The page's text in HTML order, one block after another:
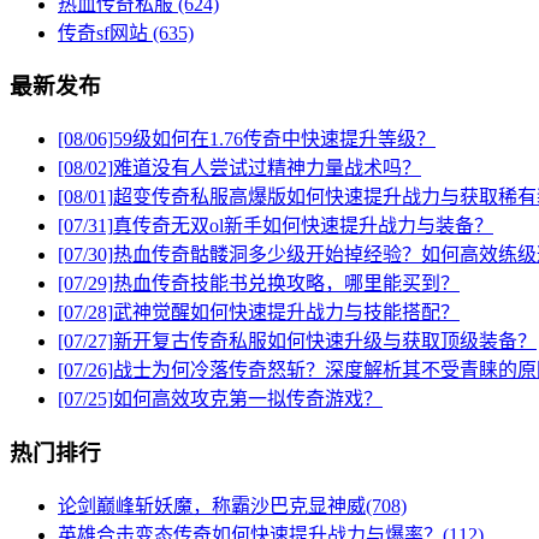
传奇sf网站 (635)
最新发布
[08/06]59级如何在1.76传奇中快速提升等级？
[08/02]难道没有人尝试过精神力量战术吗？
[08/01]超变传奇私服高爆版如何快速提升战力与获取稀有
[07/31]真传奇无双ol新手如何快速提升战力与装备？
[07/30]热血传奇骷髅洞多少级开始掉经验？如何高效练级
[07/29]热血传奇技能书兑换攻略，哪里能买到？
[07/28]武神觉醒如何快速提升战力与技能搭配？
[07/27]新开复古传奇私服如何快速升级与获取顶级装备？
[07/26]战士为何冷落传奇怒斩？深度解析其不受青睐的原
[07/25]如何高效攻克第一拟传奇游戏？
热门排行
论剑巅峰斩妖魔，称霸沙巴克显神威(708)
英雄合击变态传奇如何快速提升战力与爆率？(112)